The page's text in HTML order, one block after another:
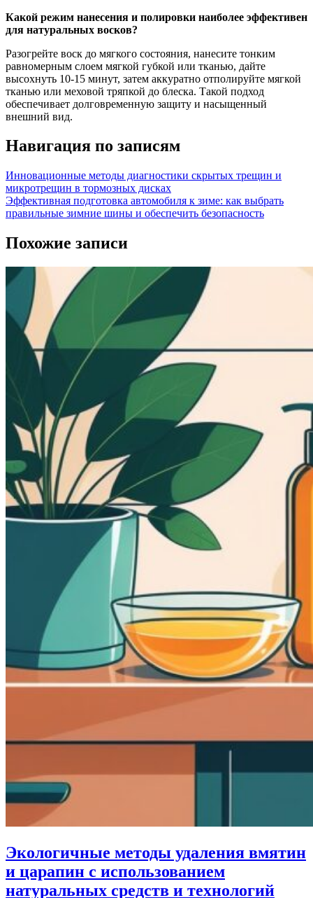
Какой режим нанесения и полировки наиболее эффективен
для натуральных восков?
Разогрейте воск до мягкого состояния, нанесите тонким
равномерным слоем мягкой губкой или тканью, дайте
высохнуть 10-15 минут, затем аккуратно отполируйте мягкой
тканью или меховой тряпкой до блеска. Такой подход
обеспечивает долговременную защиту и насыщенный
внешний вид.
Навигация по записям
Инновационные методы диагностики скрытых трещин и
микротрещин в тормозных дисках
Эффективная подготовка автомобиля к зиме: как выбрать
правильные зимние шины и обеспечить безопасность
Похожие записи
Экологичные методы удаления вмятин
и царапин с использованием
натуральных средств и технологий